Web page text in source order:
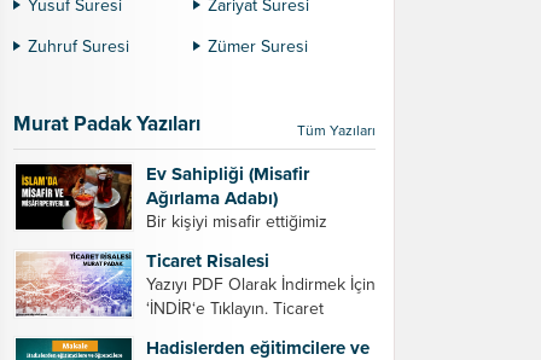
Yusuf Suresi
Zariyat Suresi
Zuhruf Suresi
Zümer Suresi
Murat Padak Yazıları Tüm Yazıları
Ev Sahipliği (Misafir
Ağırlama Adabı)
Bir kişiyi misafir ettiğimiz
gereken bazı hususlar. 1.
Davet edeceğiniz kişiyi son
ana bırakmayın. Durumuna
göre bir gün önce, bir hafta
Ticaret Risalesi
Yazıyı PDF Olarak İndirmek İçin
‘İNDİR‘e Tıklayın. Ticaret
Hadislerden eğitimcilere ve